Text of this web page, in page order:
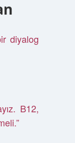
diyalog
B12,